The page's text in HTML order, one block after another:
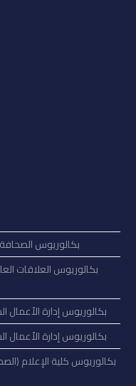
بكالوريوس الصحافة
بكالوريوس العلاقات
بكالوريوس إدارة الأعمال
بكالوريوس إدارة الأعمال
بكالوريوس كلية الإعلام